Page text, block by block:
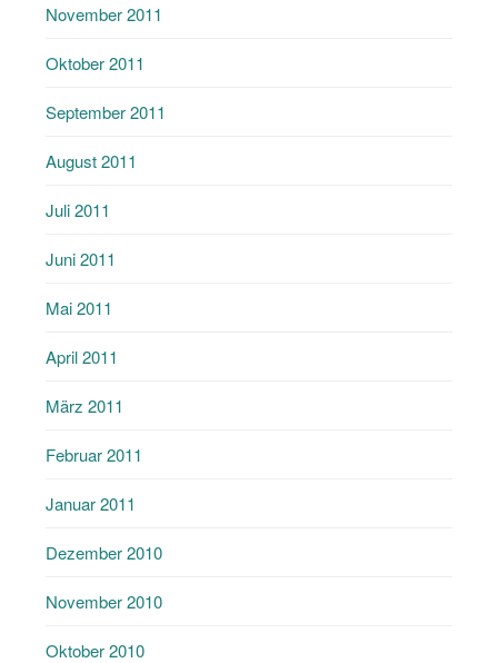
November 2011
Oktober 2011
September 2011
August 2011
Juli 2011
Juni 2011
Mai 2011
April 2011
März 2011
Februar 2011
Januar 2011
Dezember 2010
November 2010
Oktober 2010